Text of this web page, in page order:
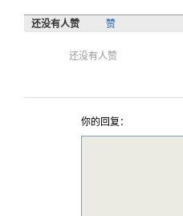
还没有人赞 赞
还没有人赞
你的回复：